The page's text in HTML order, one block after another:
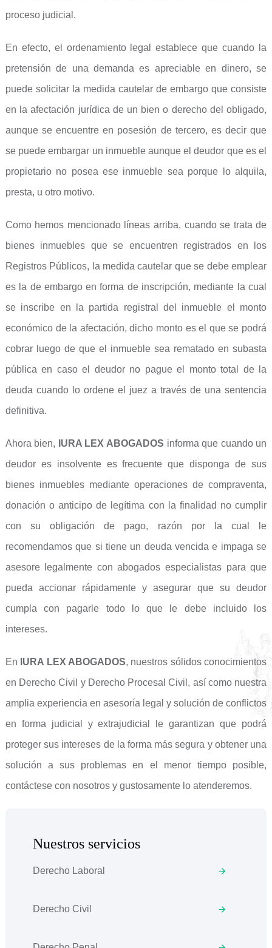
proceso judicial.
En efecto, el ordenamiento legal establece que cuando la
pretensión de una demanda es apreciable en dinero, se
puede solicitar la medida cautelar de embargo que consiste
en la afectación jurídica de un bien o derecho del obligado,
aunque se encuentre en posesión de tercero, es decir que
se puede embargar un inmueble aunque el deudor que es el
propietario no posea ese inmueble sea porque lo alquila,
presta, u otro motivo.
Como hemos mencionado líneas arriba, cuando se trata de
bienes inmuebles que se encuentren registrados en los
Registros Públicos, la medida cautelar que se debe emplear
es la de embargo en forma de inscripción, mediante la cual
se inscribe en la partida registral del inmueble el monto
económico de la afectación, dicho monto es el que se podrá
cobrar luego de que el inmueble sea rematado en subasta
pública en caso el deudor no pague el monto total de la
deuda cuando lo ordene el juez a través de una sentencia
definitiva.
Ahora bien, IURA LEX ABOGADOS informa que cuando un
deudor es insolvente es frecuente que disponga de sus
bienes inmuebles mediante operaciones de compraventa,
donación o anticipo de legítima con la finalidad no cumplir
con su obligación de pago, razón por la cual le
recomendamos que si tiene un deuda vencida e impaga se
asesore legalmente con abogados especialistas para que
pueda accionar rápidamente y asegurar que su deudor
cumpla con pagarle todo lo que le debe incluido los
intereses.
En IURA LEX ABOGADOS, nuestros sólidos conocimientos
en Derecho Civil y Derecho Procesal Civil, así como nuestra
amplia experiencia en asesoría legal y solución de conflictos
en forma judicial y extrajudicial le garantizan que podrá
proteger sus intereses de la forma más segura y obtener una
solución a sus problemas en el menor tiempo posible,
contáctese con nosotros y gustosamente lo atenderemos.
Nuestros servicios
Derecho Laboral
Derecho Civil